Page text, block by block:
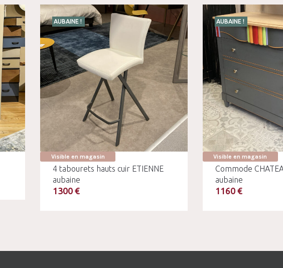
AUBAINE !
Visible en magasin
4 tabourets hauts cuir ETIENNE
aubaine
1300 €
AUBAINE !
Visible en magasin
Commode
aubaine
1160 €